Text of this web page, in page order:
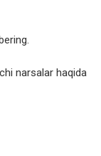
narsalar haqida